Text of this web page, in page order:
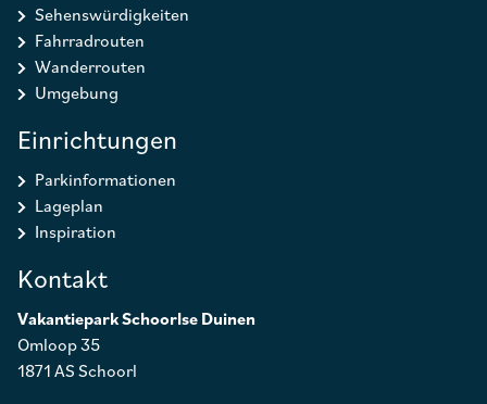
Sehenswürdigkeiten
Fahrradrouten
Wanderrouten
Umgebung
Einrichtungen
Parkinformationen
Lageplan
Inspiration
Kontakt
Vakantiepark Schoorlse Duinen
Omloop 35
1871 AS Schoorl